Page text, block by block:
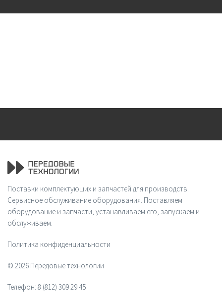
Поставки комплектующих и запчастей для производств.
Сервисное обслуживание оборудования. Поставляем
оборудование и запчасти, устанавливаем его, запускаем и
обслуживаем.
Политика конфиденциальности
© 2026 Передовые технологии
Телефон: 8 (812) 309 29 45